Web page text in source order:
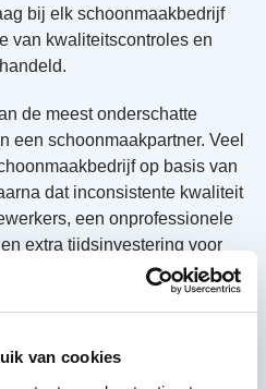
van cookies
bij elk schoonmaakbedrijf
van kwaliteitscontroles en
de meest onderschatte
een schoonmaakpartner. Veel
op basis van
dat inconsistente kwaliteit
een onprofessionele
extra tijdsinvestering voor
schoonmaakbedrijf kwaliteit